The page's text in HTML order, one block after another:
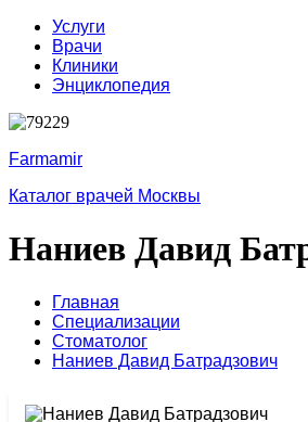
Услуги
Врачи
Клиники
Энциклопедия
Farmamir
Каталог врачей Москвы
Наниев Давид
Главная
Специализации
Стоматолог
Наниев Давид Батрадзович